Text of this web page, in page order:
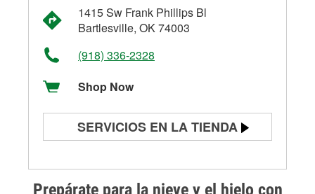
1415 Sw Frank Phillips Bl
Bartlesville, OK 74003
(918) 336-2328
Shop Now
SERVICIOS EN LA TIENDA
Prueba de alternadores y